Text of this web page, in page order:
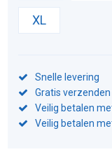
XL
Snelle levering
Gratis
Veilig betalen
Veilig betalen